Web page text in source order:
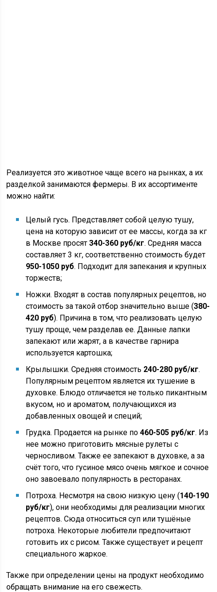
Реализуется это животное чаще всего на рынках, а их
разделкой занимаются фермеры. В их ассортименте
можно найти:
Целый гусь. Представляет собой целую тушу,
цена на которую зависит от ее массы, когда за кг
в Москве просят340-360 руб/кг. Средняя масса
составляет 3 кг, соответственно стоимость будет
950-1050 руб. Подходит для запекания и крупных
торжеств;
Ножки. Входят в состав популярных рецептов, но
стоимость за такой отбор значительно выше (380-
420 руб). Причина в том, что реализовать целую
тушу проще, чем разделав ее. Данные лапки
запекают или жарят, а в качестве гарнира
используется картошка;
Крылышки. Средняя стоимость 240-280 руб/кг.
Популярным рецептом является их тушение в
духовке. Блюдо отличается не только пикантным
вкусом, но и ароматом, получающихся из
добавленных овощей и специй;
Грудка. Продается на рынке по460-505 руб/кг. Из
нее можно приготовить мясные рулеты с
черносливом. Также ее запекают в духовке, а за
счёт того, что гусиное мясо очень мягкое и сочное
оно завоевало популярность в ресторанах.
Потроха. Несмотря на свою низкую цену (140-190
руб/кг), они необходимы для реализации многих
рецептов. Сюда относиться суп или тушёные
потроха. Некоторые любители предпочитают
готовить их с рисом. Также существует и рецепт
специального жаркое.
Также при определении цены на продукт необходимо
обращать внимание на его свежесть.